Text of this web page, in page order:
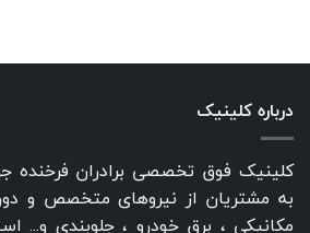
درباره کلینیک
کلینیک فوق تخصصی برادران فرخنده
به مشتریان از نیروهای متخصص و
مکانیکی ، برق خودرو ، جلوبندی و...